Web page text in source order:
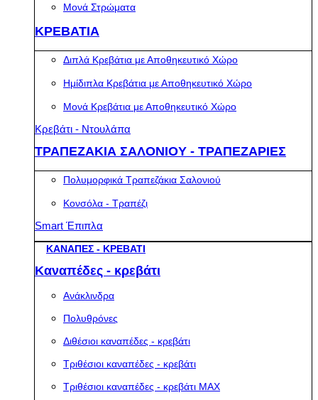
Μονά Στρώματα
ΚΡΕΒΑΤΙΑ
Διπλά Κρεβάτια με Αποθηκευτικό Χώρο
Ημίδιπλα Κρεβάτια με Αποθηκευτικό Χώρο
Μονά Κρεβάτια με Αποθηκευτικό Χώρο
Κρεβάτι - Ντουλάπα
ΤΡΑΠΕΖΑΚΙΑ ΣΑΛΟΝΙΟΥ - ΤΡΑΠΕΖΑΡΙΕΣ
Πολυμορφικά Τραπεζάκια Σαλονιού
Κονσόλα - Τραπέζι
Smart Έπιπλα
ΚΑΝΑΠΕΣ - ΚΡΕΒΑΤΙ
Καναπέδες - κρεβάτι
Ανάκλινδρα
Πολυθρόνες
Διθέσιοι καναπέδες - κρεβάτι
Τριθέσιοι καναπέδες - κρεβάτι
Τριθέσιοι καναπέδες - κρεβάτι MAX